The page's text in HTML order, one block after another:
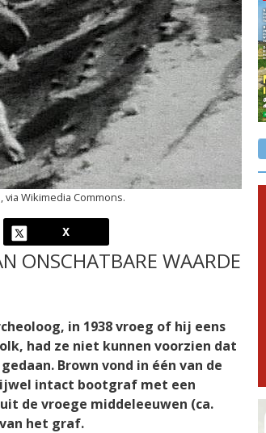
via Wikimedia Commons.
X
ONSCHATBARE WAARDE
in 1938 vroeg of hij eens
had ze niet kunnen voorzien dat
Brown vond in één van de
intact bootgraf met een
de vroege middeleeuwen (ca.
het graf.